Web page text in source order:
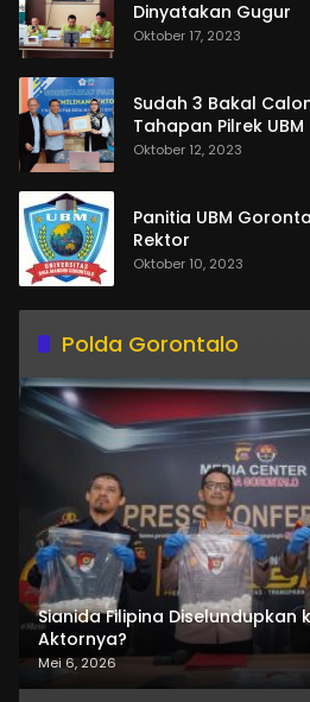
Dinyatakan Gugur
Oktober 17, 2023
Sudah 3 Bakal
Tahapan Pilrek
Oktober 12, 2023
Panitia UBM
Rektor
Oktober 10, 2023
Polda Gorontalo
Sianida Filipina Diselundupkan
Aktornya?
Mei 6, 2026